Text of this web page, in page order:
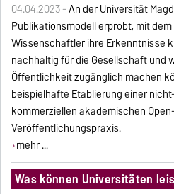
04.04.2023 -An der Universität
Publikationsmodell erprobt, mit
Wissenschaftler ihre Erkenntnisse
nachhaltig für die Gesellschaft und
Öffentlichkeit zugänglich machen
beispielhafte Etablierung einer
kommerziellen akademischen
Veröffentlichungspraxis.
mehr ...
Was können Universitäten